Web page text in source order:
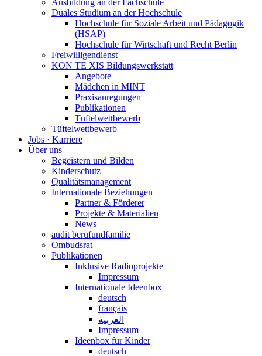
Duales Studium an der Hochschule
Hochschule für Soziale Arbeit und Pädagogik
(HSAP)
Hochschule für Wirtschaft und Recht Berlin
Freiwilligendienst
KON TE XIS Bildungswerkstatt
Angebote
Mädchen in MINT
Praxisanregungen
Publikationen
Tüftelwettbewerb
Tüftelwettbewerb
Jobs · Karriere
Über uns
Begeistern und Bilden
Kinderschutz
Qualitätsmanagement
Internationale Beziehungen
Partner & Förderer
Projekte & Materialien
News
audit berufundfamilie
Ombudsrat
Publikationen
Inklusive Radioprojekte
Impressum
Internationale Ideenbox
deutsch
français
العربية
Impressum
Ideenbox für Kinder
deutsch